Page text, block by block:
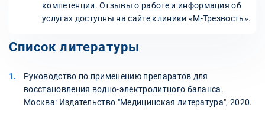
компетенции. Отзывы о работе и информация об
услугах доступны на сайте клиники «‎М-Трезвость».
Список литературы
Руководство по применению препаратов для
восстановления водно-электролитного баланса.
Москва: Издательство "Медицинская литература", 2020.